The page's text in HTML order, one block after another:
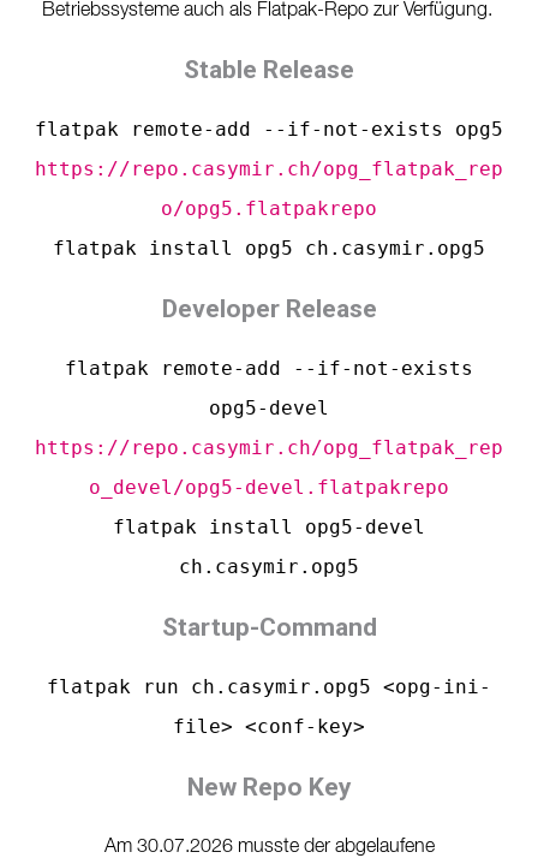
Betriebssysteme auch als Flatpak-Repo zur Verfügung.
Stable Release
flatpak remote-add --if-not-exists opg5
https://repo.casymir.ch/opg_flatpak_rep
o/opg5.flatpakrepo
flatpak install opg5 ch.casymir.opg5
Developer Release
flatpak remote-add --if-not-exists
opg5-devel
https://repo.casymir.ch/opg_flatpak_rep
o_devel/opg5-devel.flatpakrepo
flatpak install opg5-devel
ch. casymir .opg5
Startup-Command
flatpak run ch. casymir .opg5 <opg-ini-
file> <conf-key>
New Repo Key
Am 30.07.2026 musste der abgelaufene